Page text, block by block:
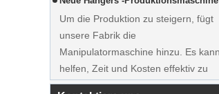
Hersteller Lieferant
Um die Produktion zu steigern, fügt
unsere Fabrik die
Manipulatormaschine hinzu. Es kann
helfen, Zeit und Kosten effektiv zu
sparen.